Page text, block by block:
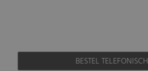
BESTEL TELEFONISCH